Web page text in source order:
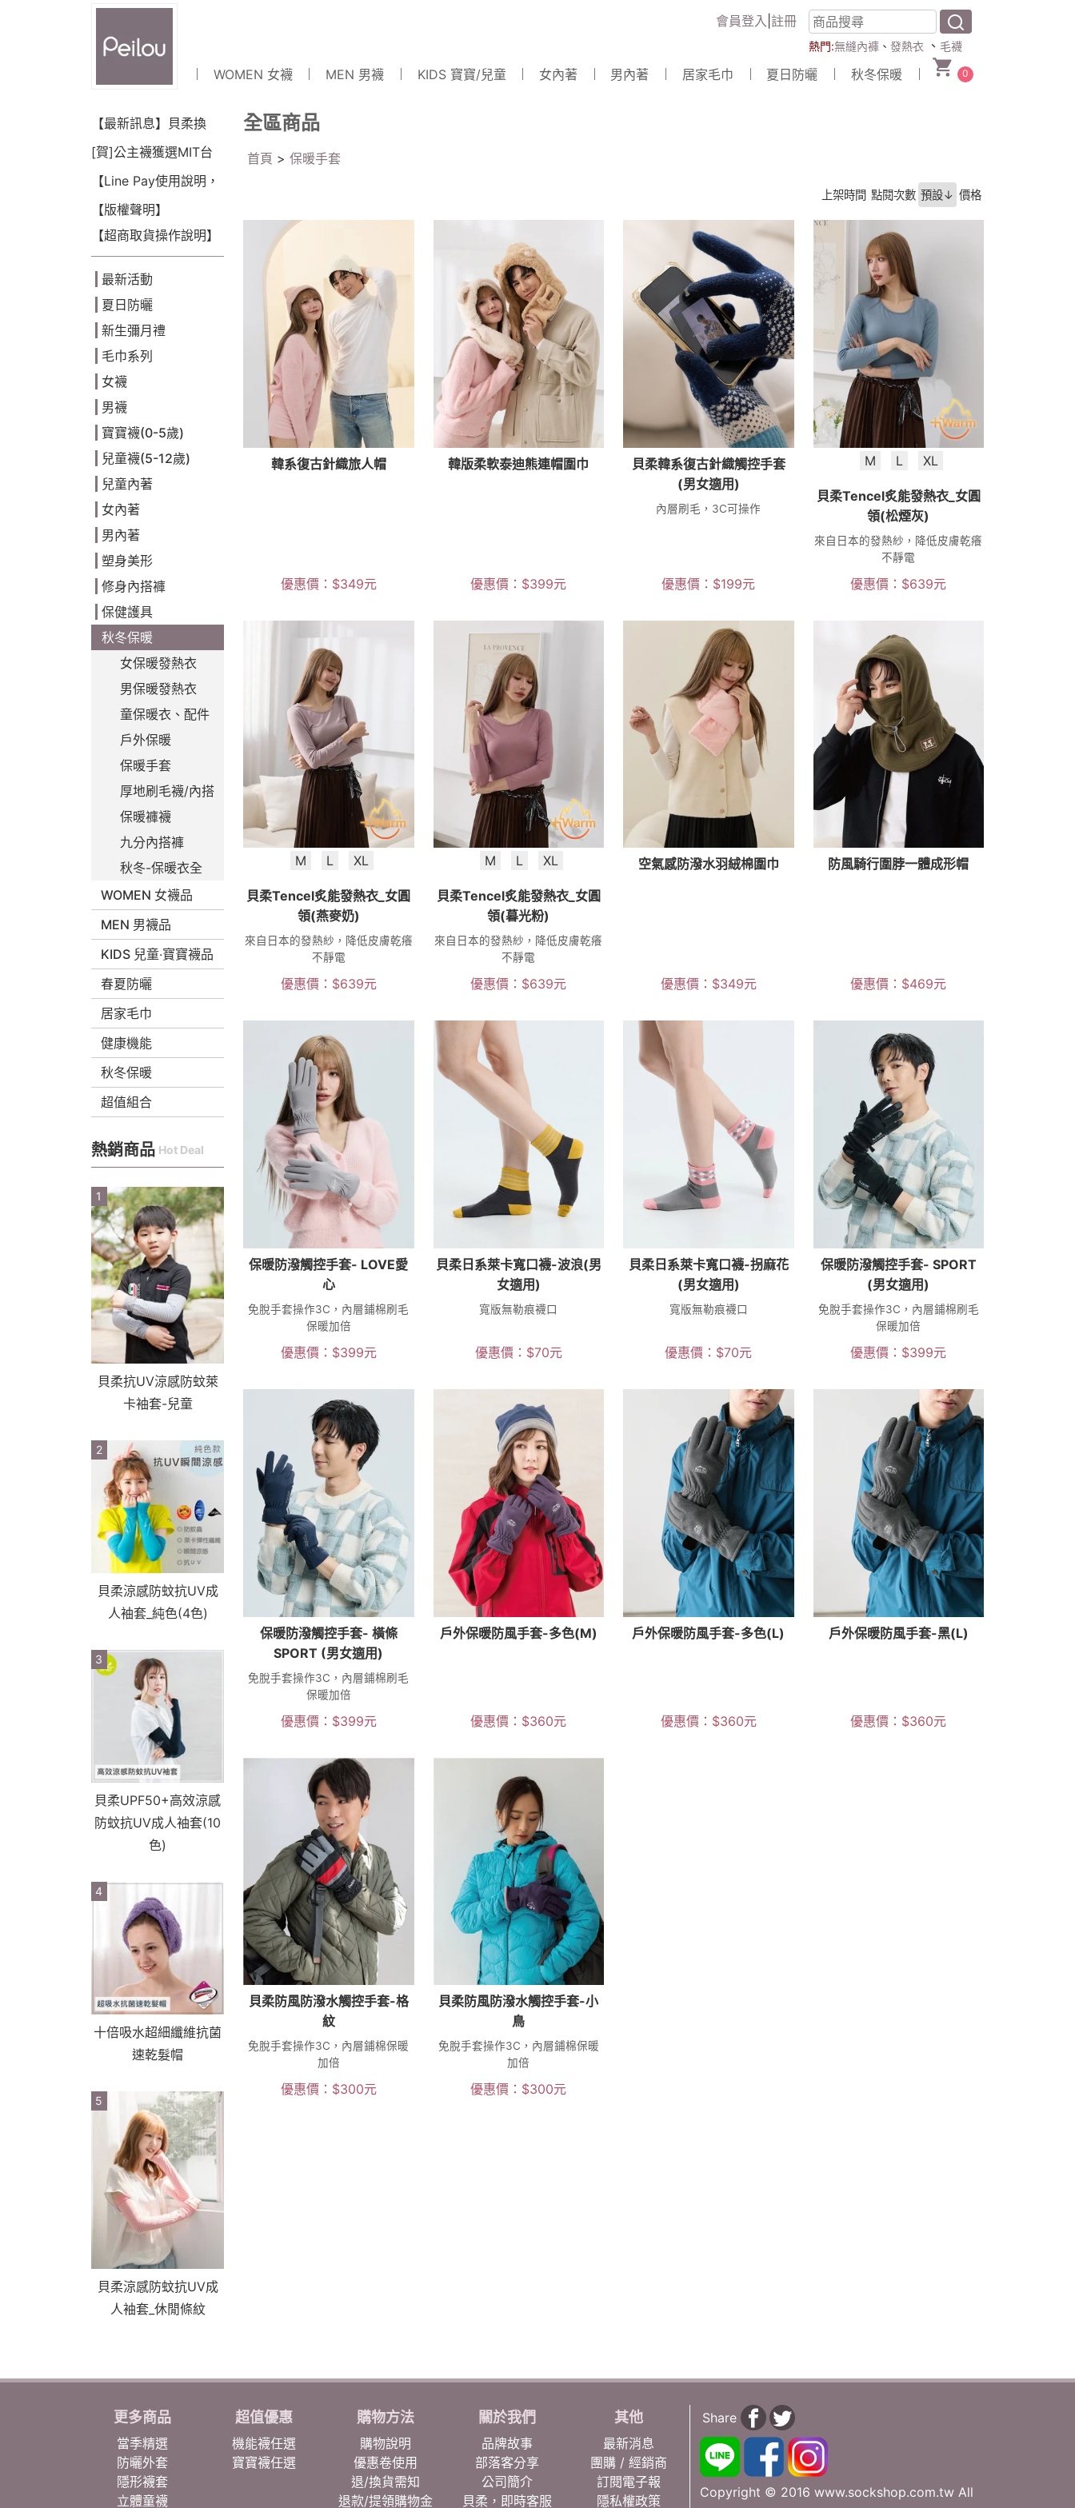
會員登入 註冊
熱門:無縫內褲 、 發熱衣 、 毛襪
WOMEN 女襪 MEN 男襪 KIDS 寶寶/兒童 女內著 男內著 居家毛巾 夏日防曬 秋冬保暖 0
【最新訊息】貝柔換
LOGO囉~!
[賀]公主襪獲選MIT台
灣金選獎(2018)
【Line Pay使用說明，
可點數折抵】
【版權聲明】
【超商取貨操作說明】
最新活動
夏日防曬
新生彌月禮
毛巾系列
女襪
男襪
寶寶襪(0-5歲)
兒童襪(5-12歲)
兒童內著
女內著
男內著
塑身美形
修身內搭褲
保健護具
秋冬保暖
女保暖發熱衣
男保暖發熱衣
童保暖衣、配件
戶外保暖
保暖手套
厚地刷毛襪/內搭
保暖褲襪
九分內搭褲
秋冬-保暖衣全
WOMEN 女襪品
MEN 男襪品
KIDS 兒童‧寶寶襪品
春夏防曬
居家毛巾
健康機能
秋冬保暖
超值組合
熱銷商品 Hot Deal
1
貝柔抗UV涼感防蚊萊
卡袖套-兒童
2
貝柔涼感防蚊抗UV成
人袖套_純色(4色)
3
貝柔UPF50+高效涼感
防蚊抗UV成人袖套(10
色)
4
十倍吸水超細纖維抗菌
速乾髮帽
5
貝柔涼感防蚊抗UV成
人袖套_休閒條紋
全區商品
首頁 > 保暖手套
上架時間 點閱次數 預設↓ 價格
韓系復古針織旅人帽
優惠價： $349元
韓版柔軟泰迪熊連帽圍巾
優惠價： $399元
貝柔韓系復古針織觸控手套
(男女適用)
內層刷毛，3C可操作
優惠價： $199元
M L XL
貝柔Tencel炙能發熱衣_女圓
領(松煙灰)
來自日本的發熱紗，降低皮膚乾癢
不靜電
優惠價： $639元
M L XL
貝柔Tencel炙能發熱衣_女圓
領(燕麥奶)
來自日本的發熱紗，降低皮膚乾癢
不靜電
優惠價： $639元
M L XL
貝柔Tencel炙能發熱衣_女圓
領(暮光粉)
來自日本的發熱紗，降低皮膚乾癢
不靜電
優惠價： $639元
空氣感防潑水羽絨棉圍巾
優惠價： $349元
防風騎行圍脖一體成形帽
優惠價： $469元
保暖防潑觸控手套- LOVE愛
心
免脫手套操作3C，內層鋪棉刷毛
保暖加倍
優惠價： $399元
貝柔日系萊卡寬口襪-波浪(男
女適用)
寬版無勒痕襪口
優惠價： $70元
貝柔日系萊卡寬口襪-拐麻花
(男女適用)
寬版無勒痕襪口
優惠價： $70元
保暖防潑觸控手套- SPORT
(男女適用)
免脫手套操作3C，內層鋪棉刷毛
保暖加倍
優惠價： $399元
保暖防潑觸控手套- 橫條
SPORT (男女適用)
免脫手套操作3C，內層鋪棉刷毛
保暖加倍
優惠價： $399元
戶外保暖防風手套-多色(M)
優惠價： $360元
戶外保暖防風手套-多色(L)
優惠價： $360元
戶外保暖防風手套-黑(L)
優惠價： $360元
貝柔防風防潑水觸控手套-格
紋
免脫手套操作3C，內層鋪棉保暖
加倍
優惠價： $300元
貝柔防風防潑水觸控手套-小
鳥
免脫手套操作3C，內層鋪棉保暖
加倍
優惠價： $300元
更多商品
當季精選
防曬外套
隱形襪套
立體童襪
超值優惠
機能襪任選
寶寶襪任選
購物方法
購物說明
優惠卷使用
退/換貨需知
退款/提領購物金
關於我們
品牌故事
部落客分享
公司簡介
貝柔，即時客服
其他
最新消息
團購 / 經銷商
訂閱電子報
隱私權政策
Share
Copyright © 2016 www.sockshop.com.tw All